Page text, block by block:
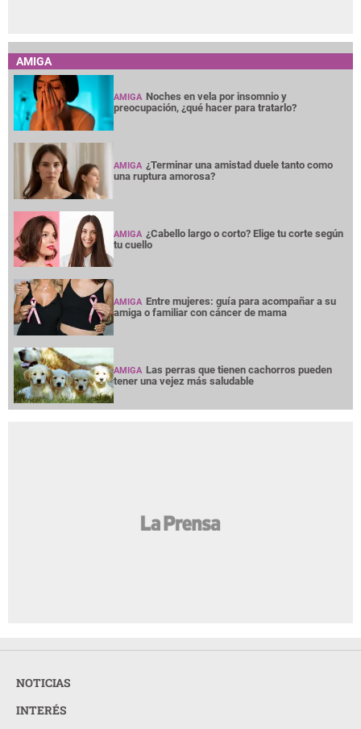
AMIGA
AMIGA Noches en vela por insomnio y
preocupación, ¿qué hacer para tratarlo?
AMIGA ¿Terminar una amistad duele tanto como
una ruptura amorosa?
AMIGA ¿Cabello largo o corto? Elige tu corte según
tu cuello
AMIGA Entre mujeres: guía para acompañar a su
amiga o familiar con cáncer de mama
AMIGA Las perras que tienen cachorros pueden
tener una vejez más saludable
NOTICIAS
INTERÉS